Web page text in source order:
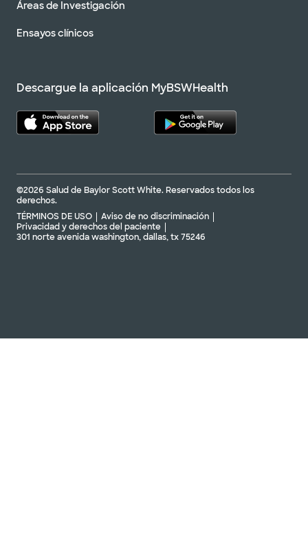
Áreas de Investigación
Ensayos clínicos
Descargue la aplicación MyBSWHealth
©2026 Salud de Baylor Scott White. Reservados todos los
derechos.
TÉRMINOS DE USO
Aviso de no discriminación
Privacidad y derechos del paciente
301 norte avenida washington, dallas, tx 75246